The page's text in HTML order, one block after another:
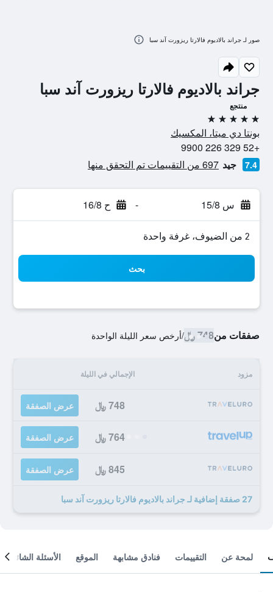
جراند بالاديوم فالارتا ريزورت آند سبا
منتجع
5 نجوم
بونتا دي ميتا، المكسيك
+52 329 226 9900
7.4 جيد 697 من التقييمات تم التحقق منها
س 15/8 - ح 16/8
2 من الضيوف، غرفة واحدة
بحث
صفقات من748 ﷼ /أرخص سعر الليلة الواحدة
مزود الإجمالي في الليلة
748 ﷼ عرض الصفقة
764 ﷼ عرض الصفقة
845 ﷼ عرض الصفقة
27 صفقة إضافية لـ جراند بالاديوم فالارتا ريزورت آند سبا
صور لـ جراند بالاديوم فالارتا ريزورت آند سبا
لمحة عن التقييمات فنادق مشابهة الموقع الأسئلة الشائعة